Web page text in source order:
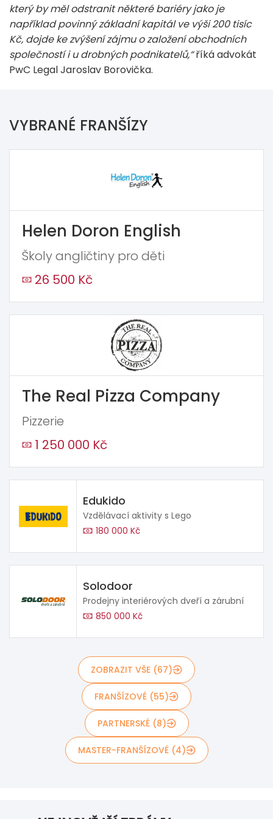
který by měl odstranit některé bariéry jako je
například povinný základní kapitál ve výši 200 tisíc
Kč, dojde ke zvýšení zájmu o založení obchodních
společností i u drobných podnikatelů,“říká advokát
PwC Legal Jaroslav Borovička.
VYBRANÉ FRANŠÍZY
Helen Doron English
Školy angličtiny pro děti
26 500 Kč
The Real Pizza Company
Pizzerie
1 250 000 Kč
Edukido
Vzdělávací aktivity s Lego
180 000 Kč
Solodoor
Prodejny interiérových dveří a zárubní
850 000 Kč
ZOBRAZIT VŠE (67)
FRANŠÍZOVÉ (55)
PARTNERSKÉ (8)
MASTER-FRANŠÍZOVÉ (4)